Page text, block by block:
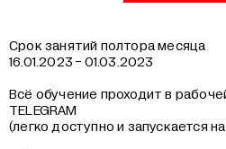
Срок занятий полтора месяца
16.01.2023 - 01.03.2023
Всё обучение проходит в
TELEGRAM
(легко доступно и запускается